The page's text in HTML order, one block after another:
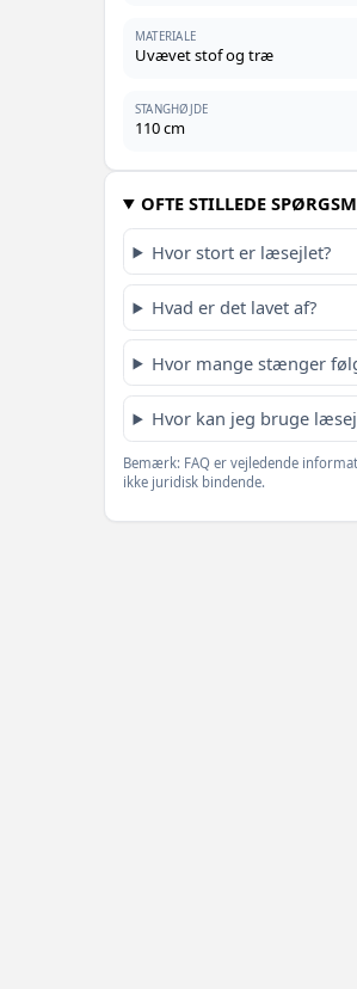
MATERIALE
Uvævet stof og træ
STANGHØJDE
110 cm
OFTE STILLEDE
Hvor stort er læsejlet?
Hvad er det lavet af?
Hvor mange stænger
Hvor kan jeg bruge
Bemærk: FAQ er vejledende
ikke juridisk bindende.